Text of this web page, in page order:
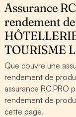
Assurance
rendement
TOURISME
Que couvre une
rendement de
assurance RC PRO
rendement de
cette page.